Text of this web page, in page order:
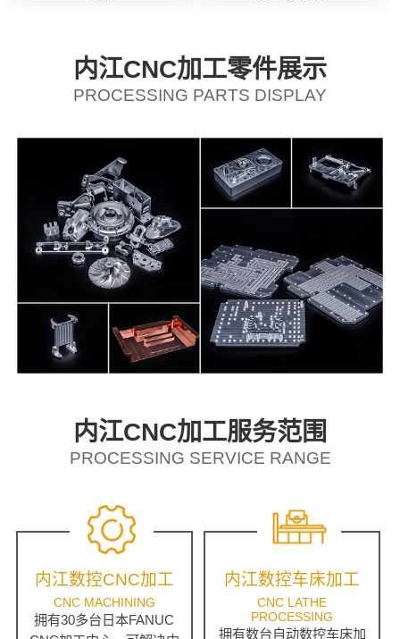
内江CNC加工零件展示
PROCESSING PARTS DISPLAY
内江CNC加工服务范围
PROCESSING SERVICE RANGE
内江数控CNC加工
CNC MACHINING
拥有30多台日本FANUC
内江数控车床加工
CNC LATHE
PROCESSING
拥有数台自动数控车床加